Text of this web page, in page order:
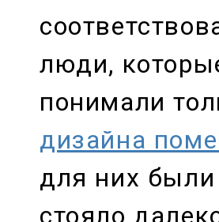
люди,
понимали
дизайна
для них
стояло